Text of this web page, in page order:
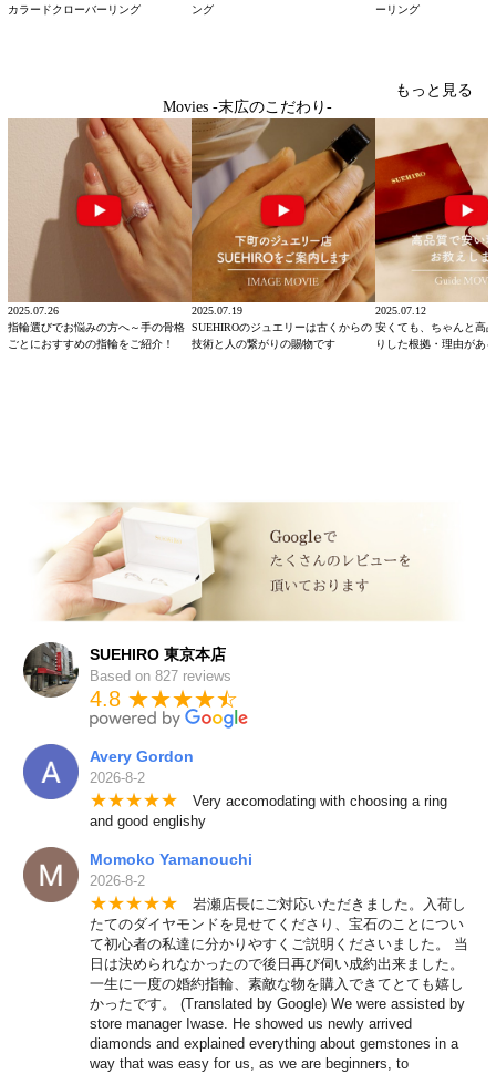
カラードクローバーリング
ング
ーリング
Movies -末広のこだわり-
もっと見る
2025.07.26
指輪選びでお悩みの方へ～手の骨格
ごとにおすすめの指輪をご紹介！
2025.07.19
SUEHIROのジュエリーは古くからの
技術と人の繋がりの賜物です
2025.07.12
安くても、ちゃんと高
りした根拠・理由があ
SUEHIRO 東京本店
Based on 827 reviews
4.8 ★★★★★
☆
Avery Gordon
2026-8-2
★★★★★ Very accomodating with choosing a ring
and good englishy
Momoko Yamanouchi
2026-8-2
★★★★★ 岩瀬店長にご対応いただきました。入荷し
たてのダイヤモンドを見せてくださり、宝石のことについ
て初心者の私達に分かりやすくご説明くださいました。 当
日は決められなかったので後日再び伺い成約出来ました。
一生に一度の婚約指輪、素敵な物を購入できてとても嬉し
かったです。 (Translated by Google) We were assisted by
store manager Iwase. He showed us newly arrived
diamonds and explained everything about gemstones in a
way that was easy for us, as we are beginners, to